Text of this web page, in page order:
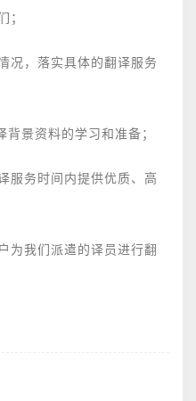
；
，落实具体的翻译服务
资料的学习和准备；
务时间内提供优质、高
我们派遣的译员进行翻